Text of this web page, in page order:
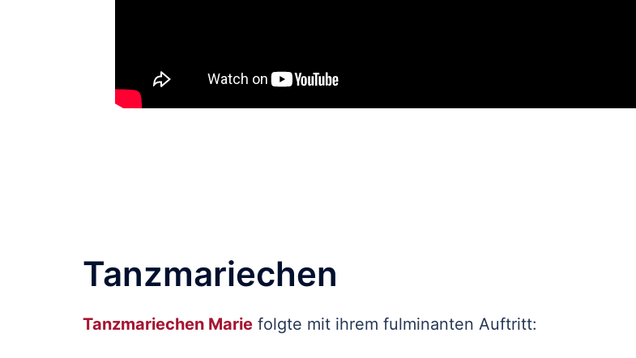
Tanzmariechen
Tanzmariechen Marie folgte mit ihrem fulminanten Auftritt: